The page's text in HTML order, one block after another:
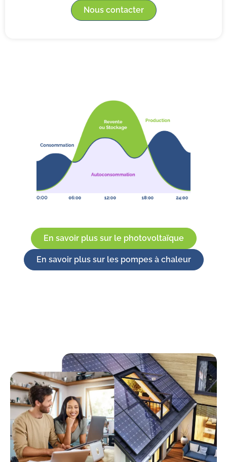
Nous contacter
En savoir plus sur le photovoltaïque
En savoir plus sur les pompes à chaleur